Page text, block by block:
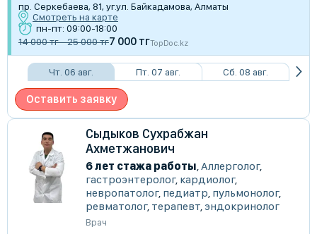
пр. Серкебаева, 81, уг.ул. Байкадамова, Алматы
Смотреть на карте
пн-пт: 09:00-18:00
14 000 тг - 25 000 тг7 000 тгTopDoc.kz
Чт. 06 авг. Пт. 07 авг. Сб. 08 авг.
Оставить заявку
Сыдыков Сухрабжан
Ахметжанович
6 лет стажа работы,Аллерголог,
гастроэнтеролог, кардиолог,
невропатолог, педиатр, пульмонолог,
ревматолог, терапевт, эндокринолог
Врач